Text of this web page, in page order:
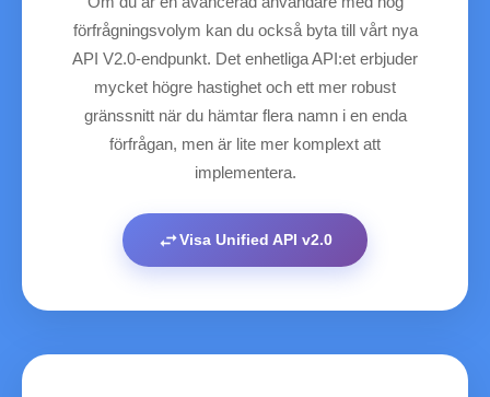
förfrågningsvolym kan du också byta till vårt nya
API V2.0‑endpunkt. Det enhetliga API:et erbjuder
mycket högre hastighet och ett mer robust
gränssnitt när du hämtar flera namn i en enda
förfrågan, men är lite mer komplext att
implementera.
swap_horizVisa Unified API v2.0